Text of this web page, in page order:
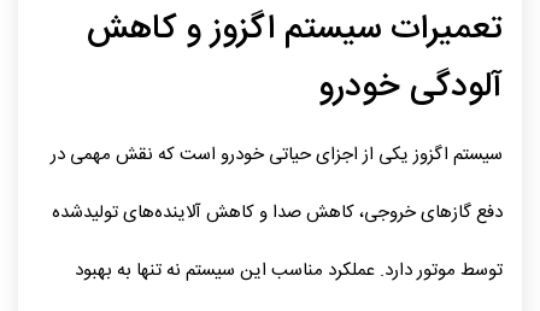
تعمیرات سیستم اگزوز و کاهش
آلودگی خودرو
سیستم اگزوز یکی از اجزای حیاتی خودرو است که نقش مهمی در
دفع گازهای خروجی، کاهش صدا و کاهش آلاینده‌های تولیدشده
توسط موتور دارد. عملکرد مناسب این سیستم نه تنها به بهبود